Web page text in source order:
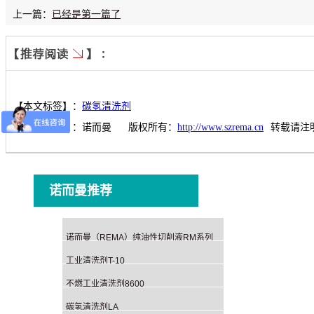
上一篇： 已经是第一篇了
【本文标签】： 碳氢清洗剂
【责任编辑】： 诺而曼 版权所有： http://www.szrema.cn 转载请注
诺而曼推荐
诺而曼（REMA）纯油性切削液RM系列
工业清洗剂T-10
不燃工业清洗剂8600
碳氢清洗剂LA